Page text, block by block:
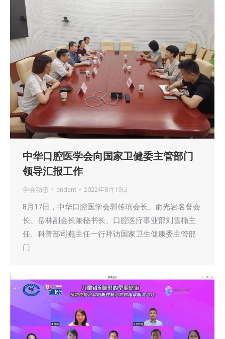
中华口腔医学会向国家卫健委主管部门
领导汇报工作
学会动态 cndent 2022年8月19日
8月17日，中华口腔医学会郭传瑸会长、俞光岩名誉会
长、岳林副会长兼秘书长、口腔医疗事业部刘雪楠主
任、科普部司燕主任一行拜访国家卫生健康委主管部
门